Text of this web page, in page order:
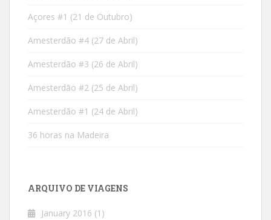
Açores #1 (21 de Outubro)
Amesterdão #4 (27 de Abril)
Amesterdão #3 (26 de Abril)
Amesterdão #2 (25 de Abril)
Amesterdão #1 (24 de Abril)
36 horas na Madeira
ARQUIVO DE VIAGENS
January 2016 (1)